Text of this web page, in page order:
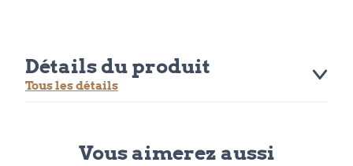
Détails du produit
Tous les détails
Vous aimerez aussi